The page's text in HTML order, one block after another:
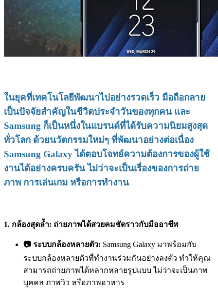
ในยุคที่เทคโนโลยีพัฒนาไปอย่างรวดเร็ว มือถือกลาย
เป็นปัจจัยสำคัญในชีวิตประจำวันของทุกคน และ
Samsung ก็เป็นหนึ่งในแบรนด์ที่ได้รับความนิยมสูงสุด
ทั่วโลก ด้วยนวัตกรรมใหม่ๆ ที่พัฒนาอย่างต่อเนื่อง
Samsung Galaxy ได้ตอบโจทย์ความต้องการของผู้ใช้
งานได้อย่างครบครัน ไม่ว่าจะเป็นเรื่องของการถ่าย
ภาพ การเล่นเกม หรือการทำงาน
1. กล้องสุดล้ำ: ถ่ายภาพได้สวยคมชัดราวกับมืออาชีพ
📷 ระบบกล้องหลายตัว: Samsung Galaxy มาพร้อมกับ
ระบบกล้องหลายตัวที่ทำงานร่วมกันอย่างลงตัว ทำให้คุณ
สามารถถ่ายภาพได้หลากหลายรูปแบบ ไม่ว่าจะเป็นภาพ
บุคคล ภาพวิว หรือภาพอาหาร